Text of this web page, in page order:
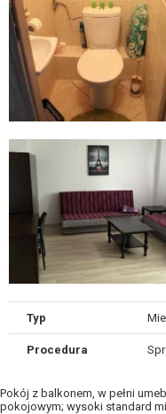
Typ
Procedura
Pokój z balkonem, w pełni
pokojowym; wysoki standard